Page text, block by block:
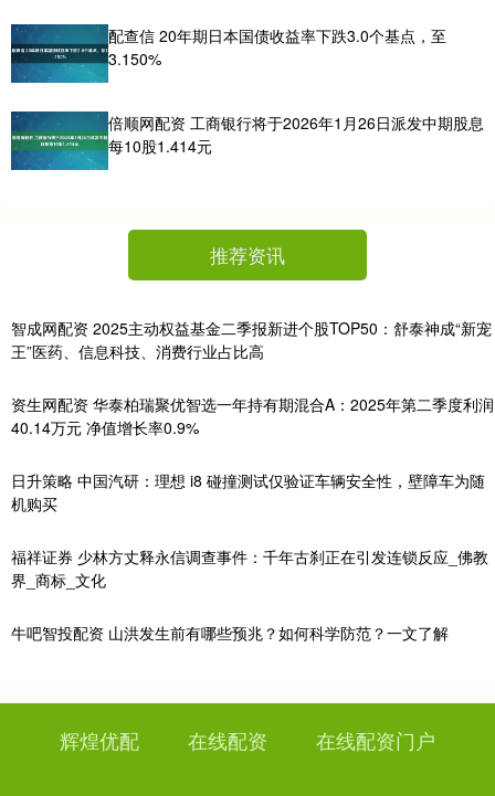
配查信 20年期日本国债收益率下跌3.0个基点，至
3.150%
倍顺网配资 工商银行将于2026年1月26日派发中期股息
每10股1.414元
推荐资讯
智成网配资 2025主动权益基金二季报新进个股TOP50：舒泰神成“新宠
王”医药、信息科技、消费行业占比高
资生网配资 华泰柏瑞聚优智选一年持有期混合A：2025年第二季度利润
40.14万元 净值增长率0.9%
日升策略 中国汽研：理想 i8 碰撞测试仅验证车辆安全性，壁障车为随
机购买
福祥证券 少林方丈释永信调查事件：千年古刹正在引发连锁反应_佛教
界_商标_文化
牛吧智投配资 山洪发生前有哪些预兆？如何科学防范？一文了解
辉煌优配 在线配资 在线配资门户